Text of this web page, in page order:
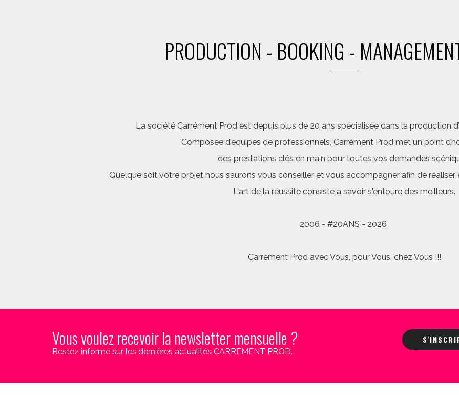
PRODUCTION - BOOKING -
La société Carrément Prod est depuis plus de 20 ans spécialisée dans la production
Composée d’équipes de professionnels, Carrément Prod met un point
des prestations clés en main pour toutes vos demandes
Quelque soit votre projet nous saurons vous conseiller et vous accompagner afin de
L'art de la réussite consiste à savoir s'entoure des meilleurs.
2006 - #20ANS - 2026
Carrément Prod avec Vous, pour Vous, chez Vous !!!
Vous voulez recevoir la newsletter mensuelle ?
Restez informé sur les dernières actualités CARREMENT PROD.